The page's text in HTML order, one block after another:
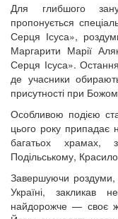
Для глибшого
пропонується
Серця Ісуса»,
Маргарити Марії
Серця Ісуса».
де учасники
присутності при
Особливою подією
цього року припадає
багатьох храмах,
Подільському,
Завершуючи
Україні, закликав
найдорожче — своє